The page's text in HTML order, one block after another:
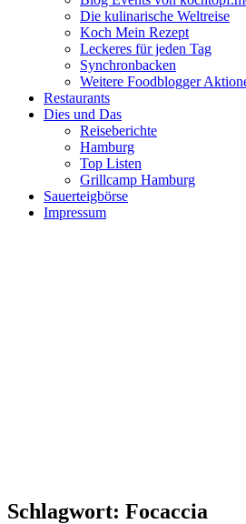
Die kulinarische Weltreise
Koch Mein Rezept
Leckeres für jeden Tag
Synchronbacken
Weitere Foodblogger
Restaurants
Dies und Das
Reiseberichte
Hamburg
Top Listen
Grillcamp Hamburg
Sauerteigbörse
Impressum
Schlagwort: Focaccia